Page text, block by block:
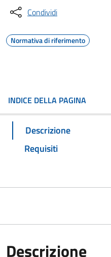
Condividi
Normativa di riferimento
INDICE DELLA PAGINA
Descrizione
Requisiti
Descrizione